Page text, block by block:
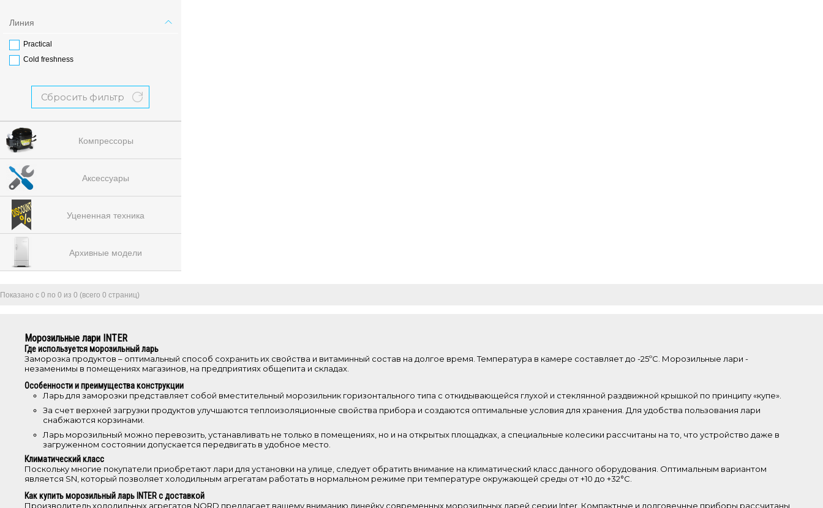
Линия
Practical
Cold freshness
Сбросить фильтр
Компрессоры
Аксессуары
Уцененная техника
Архивные модели
Показано с 0 по 0 из 0 (всего 0 страниц)
Морозильные лари INTER
Где используется морозильный ларь
Заморозка продуктов – оптимальный способ сохранить их свойства и витаминный состав на долгое время. Температура в камере составляет до -25ºС. Морозильные лари -
незаменимы в помещениях магазинов, на предприятиях общепита и складах.
Особенности и преимущества конструкции
Ларь для заморозки представляет собой вместительный морозильник горизонтального типа с откидывающейся глухой и стеклянной раздвижной крышкой по принципу «купе».
За счет верхней загрузки продуктов улучшаются теплоизоляционные свойства прибора и создаются оптимальные условия для хранения. Для удобства пользования лари
снабжаются корзинами.
Ларь морозильный можно перевозить, устанавливать не только в помещениях, но и на открытых площадках, а специальные колесики рассчитаны на то, что устройство даже в
загруженном состоянии допускается передвигать в удобное место.
Климатический класс
Поскольку многие покупатели приобретают лари для установки на улице, следует обратить внимание на климатический класс данного оборудования. Оптимальным вариантом
является SN, который позволяет холодильным агрегатам работать в нормальном режиме при температуре окружающей среды от +10 до +32°С.
Как купить морозильный ларь INTER с доставкой
Производитель холодильных агрегатов NORD предлагает вашему вниманию линейку современных морозильных ларей серии Inter. Компактные и долговечные приборы рассчитаны